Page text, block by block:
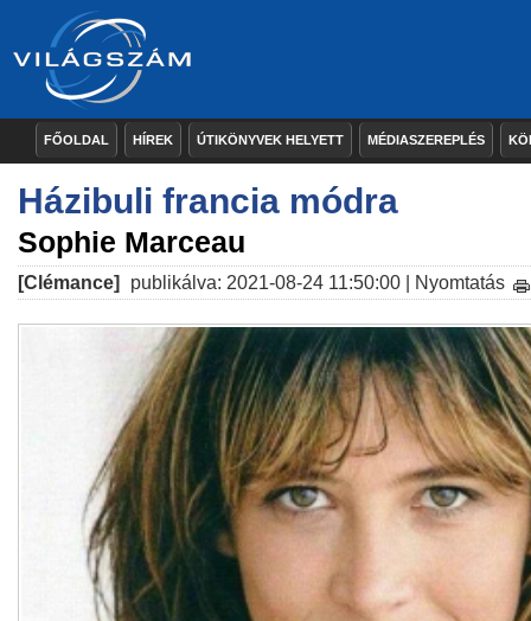
FŐOLDAL HÍREK ÚTIKÖNYVEK HELYETT MÉDIASZEREPLÉS
Házibuli francia módra
Sophie Marceau
[Clémance] publikálva: 2021-08-24 11:50:00 | Nyomtatás